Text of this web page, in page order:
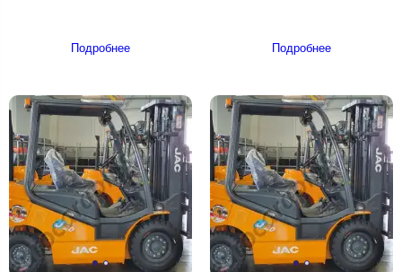
Подробнее Подробнее